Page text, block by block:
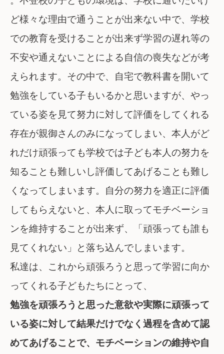
ど様々な理由で通うことが出来ない中で、学校
での教育を受けることが出来ず学習の遅れ等の
不安や通えないことによる自信の喪失などが考
えられます。その中で、自宅で教科書を開いて
勉強をしている子もいるかと思いますが、やっ
ている姿を見て努力に対して評価をしてくれる
存在が親御さんのみになってしまい、本人がど
れだけ頑張っても学校では子ども本人の努力を
知ることも難しいし評価してあげることも難し
くなってしまいます。自分の努力を適正に評価
してもらえないと、本人に取ってモチベーショ
ンを維持することが出来ず、「頑張っても誰も
見てくれない」と落ち込んでしまいます。
私達は、これから頑張ろうと思って学習に向か
ってくれる子どもたちにとって、
勉強を頑張ろうと思った意欲や実際に頑張って
いる姿に対して結果だけでなく過程を含めて認
めてあげることで、モチベーションの維持や自